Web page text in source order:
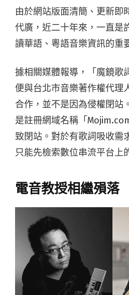
由於網站版面清簡、更新即
代廣，近二十年來，一直是
讀華語、粵語音樂資訊的重
據相關媒體報導，「魔鏡歌
便與台北市音樂著作權代理
合作，並不是因為侵權閉站
是註冊網域名稱「
致閉站。對於有歌詞吸收需
只能先檢索數位串流平台上
電音教授相繼殞落